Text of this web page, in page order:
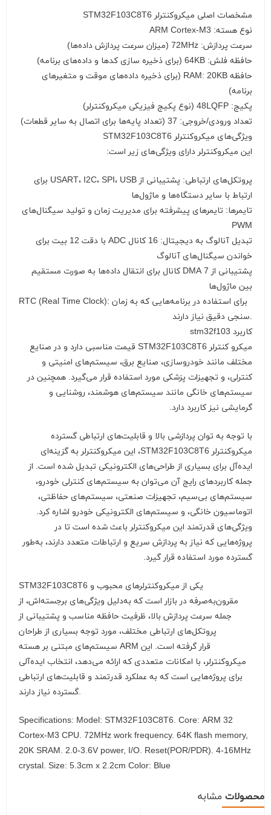
مشخصات اصلی میکروکنترلر STM32F103C8T6
نوع هسته: ARM Cortex-M3
سرعت پردازش: 72MHz (میزان سرعت پردازش داده‌ها)
حافظه فلش: 64KB (برای ذخیره سازی کدها و داده‌های برنامه)
حافظه RAM: 20KB (برای ذخیره داده‌های موقت و متغیرهای
برنامه)
پکیج: 48LQFP (نوع پکیج فیزیکی میکروکنترلر)
تعداد ورودی/خروجی: 37 (تعداد پایه‌ها برای اتصال به سایر قطعات)
ویژگی‌های میکروکنترلر STM32F103C8T6
این میکروکنترلر دارای ویژگی‌های زیر است:
پروتکل‌های ارتباطی: پشتیبانی از USART، I2C، SPI، USB برای
ارتباط با سایر دستگاه‌ها و ماژول‌ها
تایمرها: تایمرهای پیشرفته برای مدیریت زمان و تولید سیگنال‌های
PWM
تبدیل آنالوگ به دیجیتال: 16 کانال ADC با دقت 12 بیت برای
خواندن سیگنال‌های آنالوگ
پشتیبانی از DMA 7 کانال برای انتقال داده‌ها به صورت مستقیم
بین ماژول‌ها
RTC (Real Time Clock): برای استفاده در برنامه‌هایی که به زمان
سنجی دقیق نیاز دارند.
کاربرد stm32f103
میکرو کنترلر STM32F103C8T6 قیمت مناسبی دارد و در صنایع
مختلف مانند خودروسازی، صنایع برق، سیستم‌های امنیتی و
کنترلی، و تجهیزات پزشکی مورد استفاده قرار می‌گیرد. همچنین در
سیستم‌های خانگی مانند سیستم‌های هوشمند، روشنایی و
گرمایشی نیز کاربرد دارد.
با توجه به توان پردازشی بالا و قابلیت‌های ارتباطی گسترده
میکروکنترلر STM32F103C8T6، این میکروکنترلر به گزینه‌ای
ایده‌آل برای بسیاری از طراحی‌های الکترونیکی تبدیل شده است. از
جمله کاربردهای رایج آن می‌توان به سیستم‌های کنترلی خودرو،
سیستم‌های بی‌سیم، تجهیزات صنعتی، سیستم‌های حفاظتی،
اتوماسیون خانگی، و سیستم‌های الکترونیکی خودرو اشاره کرد.
ویژگی‌های قدرتمند این میکروکنترلر باعث شده است تا در
پروژه‌هایی که نیاز به پردازش سریع و ارتباطات متعدد دارند، به‌طور
گسترده مورد استفاده قرار گیرد.
STM32F103C8T6 یکی از میکروکنترلرهای محبوب و
مقرون‌به‌صرفه در بازار است که به‌دلیل ویژگی‌های برجسته‌اش، از
جمله سرعت پردازش بالا، ظرفیت حافظه مناسب و پشتیبانی از
پروتکل‌های ارتباطی مختلف، مورد توجه بسیاری از طراحان
سیستم‌های مبتنی بر هسته ARM قرار گرفته است. این
میکروکنترلر، با امکانات متعددی که ارائه می‌دهد، انتخاب ایده‌آلی
برای پروژه‌هایی است که به عملکرد قدرتمند و قابلیت‌های ارتباطی
گسترده نیاز دارند.
Specifications: Model: STM32F103C8T6. Core: ARM 32
Cortex-M3 CPU. 72MHz work frequency. 64K flash memory,
20K SRAM. 2.0-3.6V power, I/O. Reset(POR/PDR). 4-16MHz
crystal. Size: 5.3cm x 2.2cm Color: Blue
محصولات مشابه